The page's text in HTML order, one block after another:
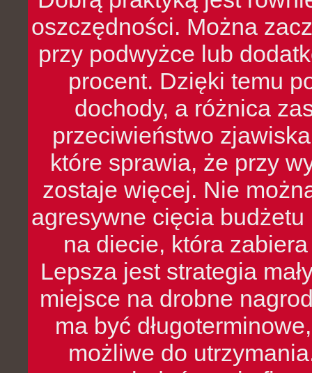
oszczędności. Można
przy podwyżce lub
procent. Dzięki temu
dochody, a różnica
przeciwieństwo
które sprawia, że przy
zostaje więcej. Nie
agresywne cięcia
na diecie, która
Lepsza jest strategia
miejsce na drobne
ma być
możliwe do